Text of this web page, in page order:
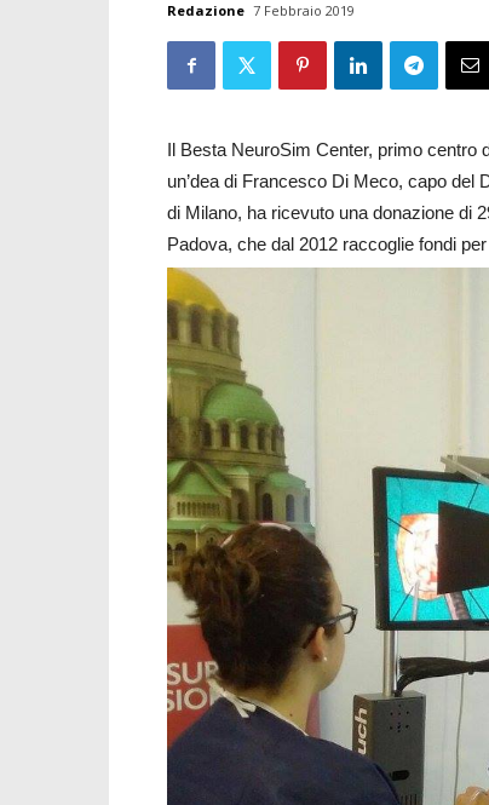
Redazione 7 Febbraio 2019
Il Besta NeuroSim Center, primo centro
un’dea di Francesco Di Meco, capo del
di Milano, ha ricevuto una donazione di
Padova, che dal 2012 raccoglie fondi